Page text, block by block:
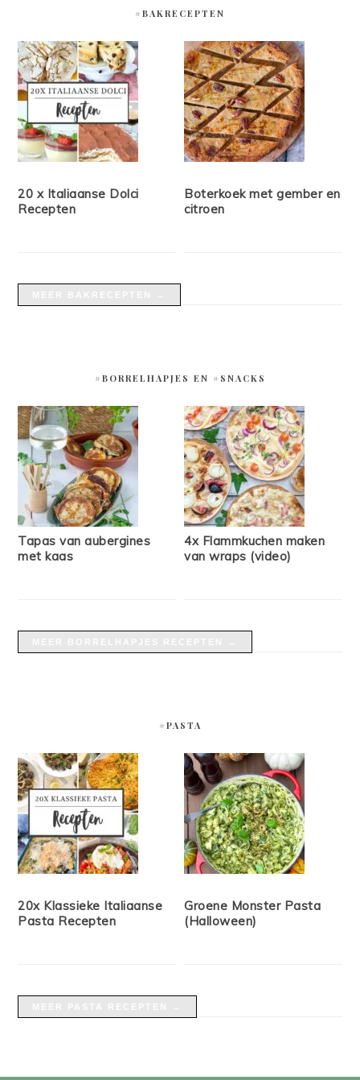
#BAKRECEPTEN
20 x Italiaanse Dolci
Recepten
Boterkoek met gember en
citroen
#BORRELHAPJES EN #SNACKS
Tapas van aubergines
met kaas
4x Flammkuchen maken
van wraps (video)
#PASTA
20x Klassieke Italiaanse
Pasta Recepten
Groene Monster Pasta
(Halloween)